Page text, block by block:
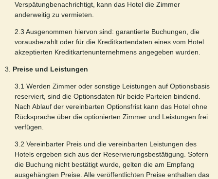
Verspätungbenachrichtigt, kann das Hotel die Zimmer
anderweitig zu vermieten.
2.3 Ausgenommen hiervon sind: garantierte Buchungen, die
vorausbezahlt oder für die Kreditkartendaten eines vom Hotel
akzeptierten Kreditkartenunternehmens angegeben wurden.
3. Preise und Leistungen
3.1 Werden Zimmer oder sonstige Leistungen auf Optionsbasis
reserviert, sind die Optionsdaten für beide Parteien bindend.
Nach Ablauf der vereinbarten Optionsfrist kann das Hotel ohne
Rücksprache über die optionierten Zimmer und Leistungen frei
verfügen.
3.2 Vereinbarter Preis und die vereinbarten Leistungen des
Hotels ergeben sich aus der Reservierungsbestätigung. Sofern
die Buchung nicht bestätigt wurde, gelten die am Empfang
ausgehängten Preise. Alle veröffentlichten Preise enthalten das